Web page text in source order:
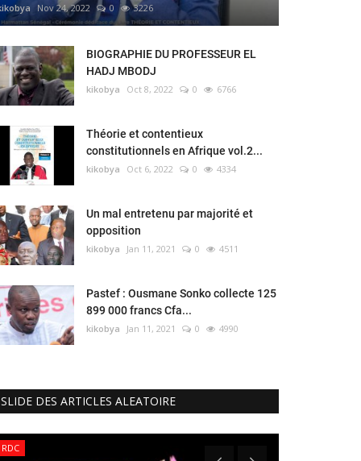
Nov 24, 2022 0 3226
BIOGRAPHIE DU PROFESSEUR EL
HADJ MBODJ
kikobya Oct 8, 2022 0 6766
Théorie et contentieux
constitutionnels en Afrique vol.2...
kikobya Oct 6, 2022 0 4334
Un mal entretenu par majorité et
opposition
kikobya Jan 11, 2021 0 4511
Pastef : Ousmane Sonko collecte 125
899 000 francs Cfa...
kikobya Jan 11, 2021 0 4990
SLIDE DES ARTICLES ALEATOIRE
RDC